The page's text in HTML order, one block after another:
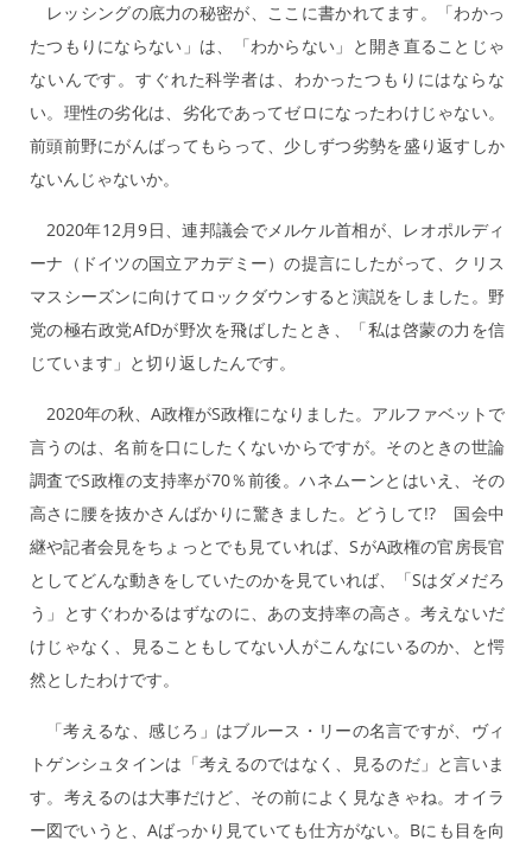
レッシングの底力の秘密が、ここに書かれてます。「わかっ
たつもりにならない」は、「わからない」と開き直ることじゃ
ないんです。すぐれた科学者は、わかったつもりにはならな
い。理性の劣化は、劣化であってゼロになったわけじゃない。
前頭前野にがんばってもらって、少しずつ劣勢を盛り返すしか
ないんじゃないか。
2020年12月9日、連邦議会でメルケル首相が、レオポルディ
ーナ（ドイツの国立アカデミー）の提言にしたがって、クリス
マスシーズンに向けてロックダウンすると演説をしました。野
党の極右政党AfDが野次を飛ばしたとき、「私は啓蒙の力を信
じています」と切り返したんです。
2020年の秋、A政権がS政権になりました。アルファベットで
言うのは、名前を口にしたくないからですが。そのときの世論
調査でS政権の支持率が70％前後。ハネムーンとはいえ、その
高さに腰を抜かさんばかりに驚きました。どうして!? 国会中
継や記者会見をちょっとでも見ていれば、SがA政権の官房長官
としてどんな動きをしていたのかを見ていれば、「Sはダメだろ
う」とすぐわかるはずなのに、あの支持率の高さ。考えないだ
けじゃなく、見ることもしてない人がこんなにいるのか、と愕
然としたわけです。
「考えるな、感じろ」はブルース・リーの名言ですが、ヴィ
トゲンシュタインは「考えるのではなく、見るのだ」と言いま
す。考えるのは大事だけど、その前によく見なきゃね。オイラ
ー図でいうと、Aばっかり見ていても仕方がない。Bにも目を向